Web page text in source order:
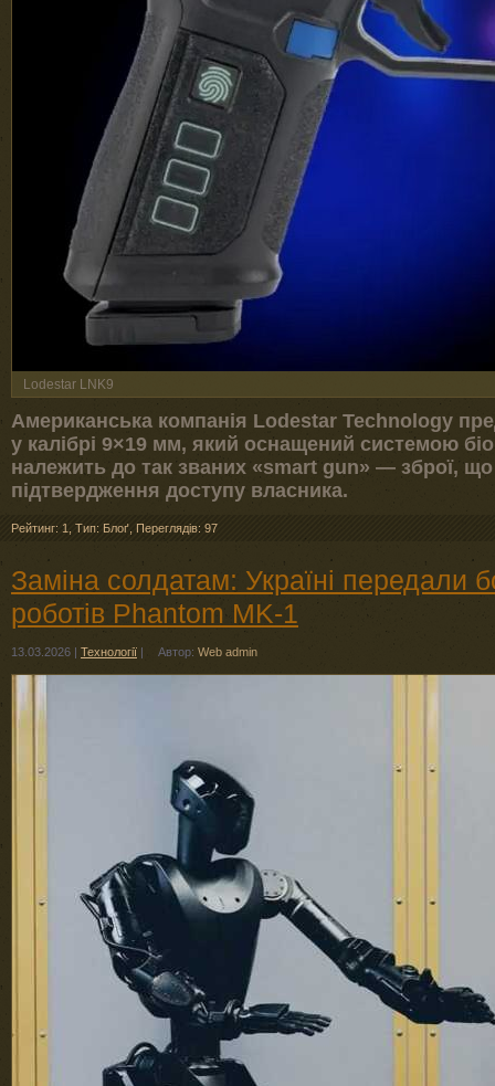
Lodestar LNK9
Американська компанія Lodestar Technology
у калібрі 9×19 мм, який оснащений системою
належить до так званих «smart gun» — зброї,
підтвердження доступу власника.
Рейтинг: 1 Тип: Блоґ Переглядів: 97
Заміна солдатам: Україні передали
роботів Phantom MK-1
13.03.2026 | Технології | Автор: Web admin